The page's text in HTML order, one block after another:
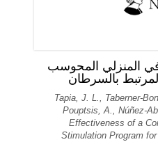
المنزلي المحوسب
بالسرطان
Tapia, J. L., Taberner-
Pouptsis, A., Núñez-
Effectiveness of a
Stimulation Program